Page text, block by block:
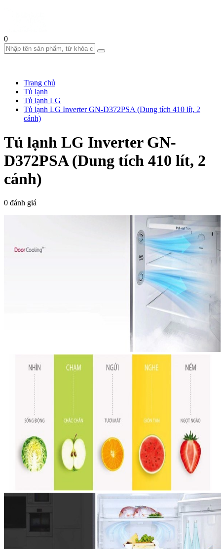
0
Trang chủ
Tủ lạnh
Tủ lạnh LG
Tủ lạnh LG Inverter GN-D372PSA (Dung tích 410 lít, 2
cánh)
Tủ lạnh LG Inverter GN-
D372PSA (Dung tích 410 lít, 2
cánh)
0 đánh giá